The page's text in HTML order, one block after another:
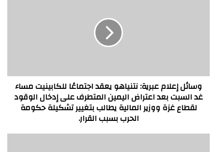
غد
السبت
بعد
اعتراض
على
وسائل إعلام عبرية: نتنياهو يعقد اجتماعًا للكابينيت مساء
غد السبت بعد اعتراض اليمين المتطرف على إدخال الوقود
لقطاع غزة ووزير المالية يطالب بتغيير تشكيلة حكومة
الحرب بسبب القرار.